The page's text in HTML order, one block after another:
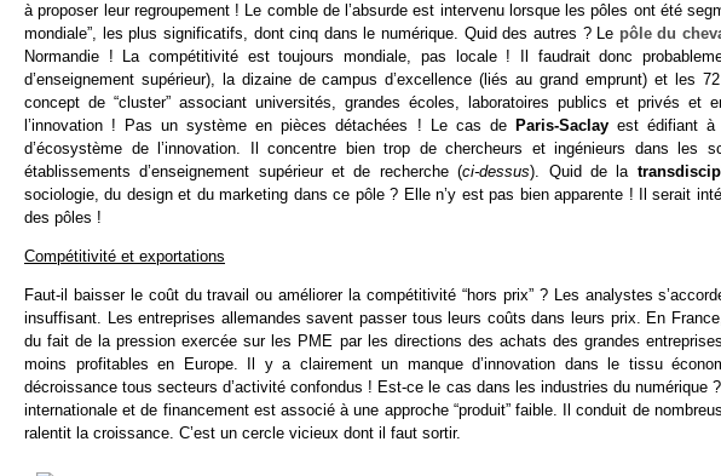
à proposer leur regroupement ! Le comble de l’absurde est intervenu lorsque les pôles ont été
mondiale”, les plus significatifs, dont cinq dans le numérique. Quid des autres ? Le pôle du
Normandie ! La compétitivité est toujours mondiale, pas locale ! Il faudrait donc
d’enseignement supérieur), la dizaine de campus d’excellence (liés au grand emprunt) et les
concept de “cluster” associant universités, grandes écoles, laboratoires publics et privés et
l’innovation ! Pas un système en pièces détachées ! Le cas de Paris-Saclay est édifiant à
d’écosystème de l’innovation. Il concentre bien trop de chercheurs et ingénieurs dans les
établissements d’enseignement supérieur et de recherche (ci-dessus). Quid de la
sociologie, du design et du marketing dans ce pôle ? Elle n’y est pas bien apparente ! Il serait
des pôles !
Compétitivité et exportations
Faut-il baisser le coût du travail ou améliorer la compétitivité “hors prix” ? Les analystes
insuffisant. Les entreprises allemandes savent passer tous leurs coûts dans leurs prix. En
du fait de la pression exercée sur les PME par les directions des achats des grandes
moins profitables en Europe. Il y a clairement un manque d’innovation dans le tissu
décroissance tous secteurs d’activité confondus ! Est-ce le cas dans les industries du numérique
internationale et de financement est associé à une approche “produit” faible. Il conduit de
ralentit la croissance. C’est un cercle vicieux dont il faut sortir.